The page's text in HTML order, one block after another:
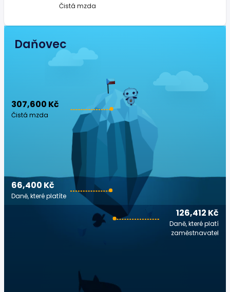
Čistá mzda
Daňovec
307,600 Kč
Čistá mzda
126,412 Kč
Daně, které platí
zaměstnavatel
66,400 Kč
Daně, které platíte